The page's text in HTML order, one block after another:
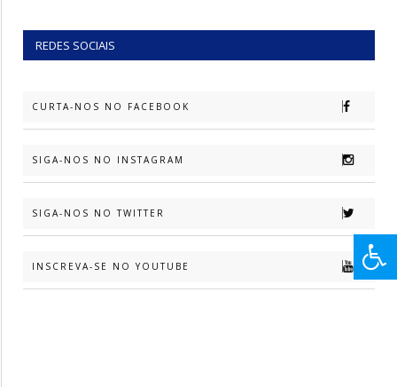
REDES SOCIAIS
CURTA-NOS NO FACEBOOK
SIGA-NOS NO INSTAGRAM
SIGA-NOS NO TWITTER
INSCREVA-SE NO YOUTUBE